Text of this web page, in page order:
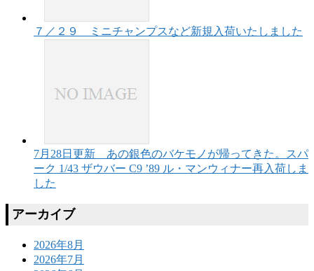
７／２９ ミニチャンプスなど新規入荷いたしました
7月28日更新 あの銀色のバケモノが帰ってきた。スパ
ーク 1/43 ザウバー C9 ’89 ル・マンウィナー再入荷しま
した
アーカイブ
2026年8月
2026年7月